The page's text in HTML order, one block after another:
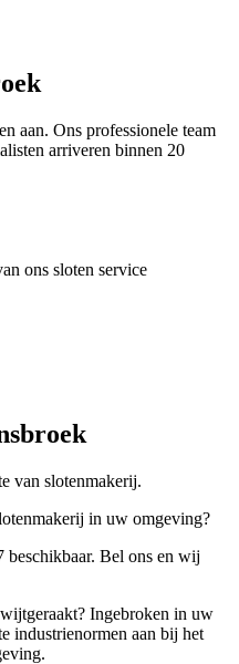
aan. Ons professionele team
arriveren binnen 20
ons sloten service
van slotenmakerij.
in uw omgeving?
beschikbaar. Bel ons en wij
Ingebroken in uw
industrienormen aan bij het